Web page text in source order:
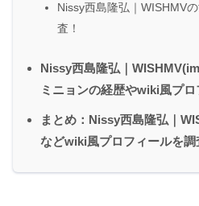
Nissy西島隆弘｜WISHMV
査！
Nissy西島隆弘｜
ミニョンの経歴やwiki風プロ
まとめ：Nissy西島隆弘｜
などwiki風プロフィールを調